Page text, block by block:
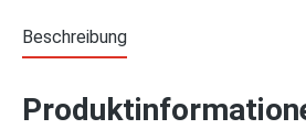
Beschreibung